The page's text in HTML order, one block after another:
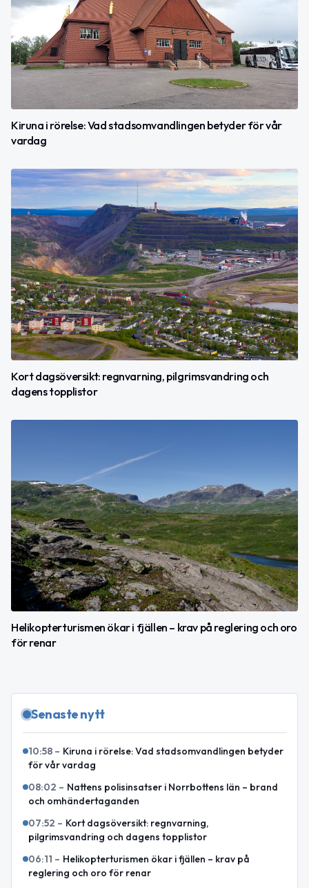
Kiruna i rörelse: Vad stadsomvandlingen betyder för vår
vardag
Kort dagsöversikt: regnvarning, pilgrimsvandring och
dagens topplistor
Helikopterturismen ökar i fjällen – krav på reglering och oro
för renar
Senaste nytt
10:58 – Kiruna i rörelse: Vad stadsomvandlingen betyder
för vår vardag
08:02 – Nattens polisinsatser i Norrbottens län – brand
och omhändertaganden
07:52 – Kort dagsöversikt: regnvarning,
pilgrimsvandring och dagens topplistor
06:11 – Helikopterturismen ökar i fjällen – krav på
reglering och oro för renar